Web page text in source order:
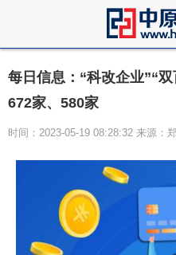
每日信息：“科改企业”“
672家、580家
时间：2023-05-19 08:28:32 来源：